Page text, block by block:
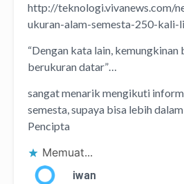
http://teknologi.vivanews.com/
ukuran-alam-semesta-250-kali-
“Dengan kata lain, kemungkinan
berukuran datar”…
sangat menarik mengikuti
semesta, supaya bisa lebih
Pencipta
Memuat...
iwan